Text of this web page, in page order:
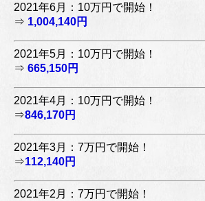
2021年6月：10万円で開始！
⇒ 1,004,140円
2021年5月：10万円で開始！
⇒ 665,150円
2021年4月：10万円で開始！
⇒846,170円
2021年3月：7万円で開始！
⇒112,140円
2021年2月：7万円で開始！